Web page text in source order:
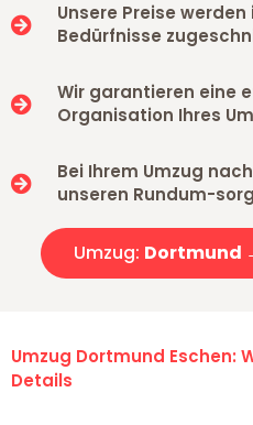
Unsere Preise
Bedürfnisse
Wir garantieren eine
Organisation Ihres
Bei Ihrem Umzug
unseren Rundum-
Umzug: Dortmund
Umzug Dortmund Eschen:
Details